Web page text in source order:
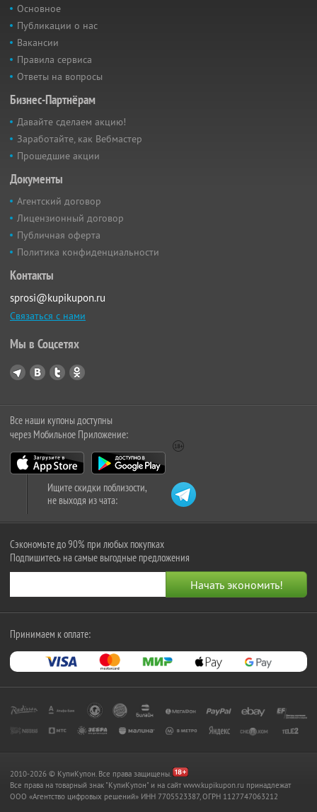
Основное
Публикации о нас
Вакансии
Правила сервиса
Ответы на вопросы
Бизнес-Партнёрам
Давайте сделаем акцию!
Заработайте, как Вебмастер
Прошедшие акции
Документы
Агентский договор
Лицензионный договор
Публичная оферта
Политика конфиденциальности
Контакты
sprosi@kupikupon.ru
Связаться с нами
Мы в Соцсетях
Все наши купоны доступны
через Мобильное Приложение:
Ищите скидки поблизости,
не выходя из чата:
Сэкономьте до 90% при любых покупках
Подпишитесь на самые выгодные предложения
Принимаем к оплате:
2010-2026 © КупиКупон. Все права защищены.
Все права на товарный знак "КупиКупон" и на сайт www.kupikupon.ru принадлежат
OOO «Агентство цифровых решений» ИНН 7705523387, ОГРН 1127747063212